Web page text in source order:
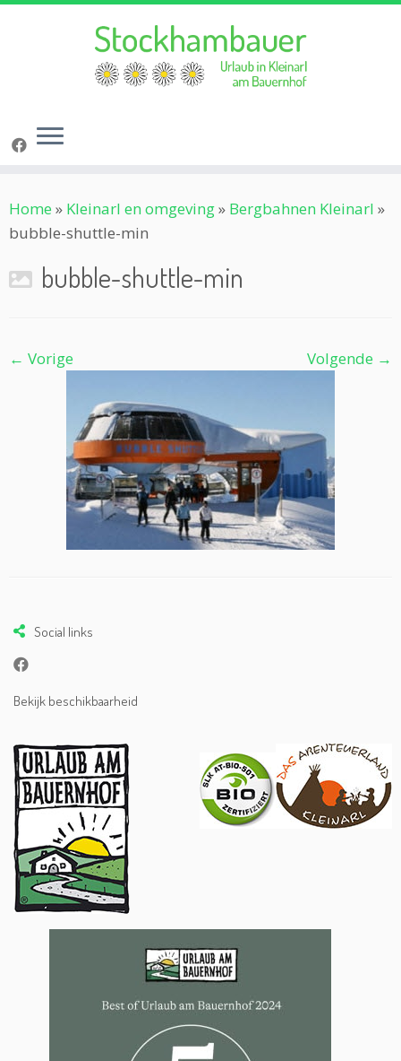
naar
inhoud
Home » Kleinarl en omgeving» Bergbahnen Kleinarl »
bubble-shuttle-min
bubble-shuttle-min
← Vorige Volgende →
Social links
Bekijk beschikbaarheid